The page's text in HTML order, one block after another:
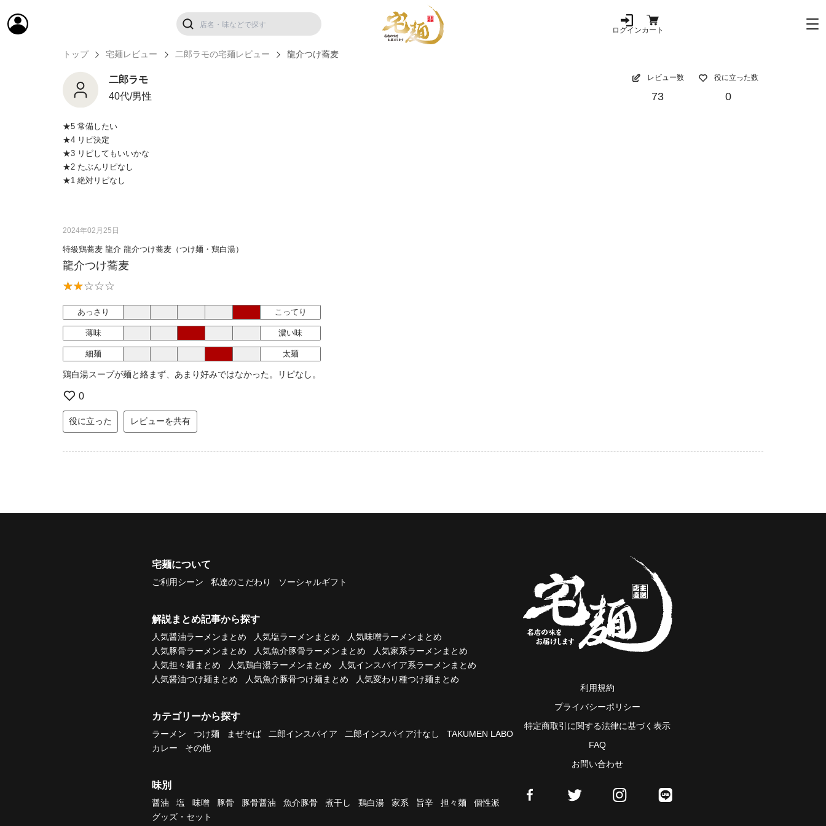
ログインカート
トップ 宅麺レビュー 二郎ラモの宅麺レビュー 龍介つけ蕎麦
二郎ラモ
40代/男性
★5 常備したい
★4 リピ決定
★3 リピしてもいいかな
★2 たぶんリピなし
★1 絶対リピなし
レビュー数
73
役に立った数
0
2024年02月25日
特級鶏蕎麦 龍介 龍介つけ蕎麦（つけ麺・鶏白湯）
龍介つけ蕎麦
あっさり こってり
薄味 濃い味
細麺 太麺
鶏白湯スープが麺と絡まず、あまり好みではなかった。リピなし。
0
役に立った レビューを共有
宅麺について
ご利用シーン 私達のこだわり ソーシャルギフト
解説まとめ記事から探す
人気醤油ラーメンまとめ 人気塩ラーメンまとめ
人気味噌ラーメンまとめ
人気豚骨ラーメンまとめ
人気魚介豚骨ラーメンまとめ
人気家系ラーメンまとめ
人気担々麺まとめ
人気鶏白湯ラーメンまとめ
人気インスパイア系ラーメンまとめ
人気醤油つけ麺まとめ
人気魚介豚骨つけ麺まとめ 人気変わり種つけ麺まとめ
カテゴリーから探す
ラーメン つけ麺 まぜそば 二郎インスパイア 二郎インスパイア汁なし
TAKUMEN LABO
カレー
その他
味別
醤油 塩 味噌 豚骨 豚骨醤油 魚介豚骨 煮干し 鶏白湯 家系 旨辛 担々麺
個性派
グッズ・セット
利用規約
プライバシーポリシー
特定商取引に関する法律に基づく表示
FAQ
お問い合わせ